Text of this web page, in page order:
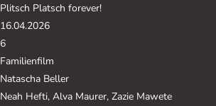
Plitsch Platsch forever!
16.04.2026
6
Familienfilm
Natascha Beller
Neah Hefti, Alva Maurer, Zazie Mawete